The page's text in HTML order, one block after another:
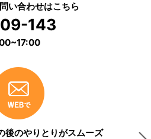
い合わせはこちら
143
後のやりとりがスムーズ